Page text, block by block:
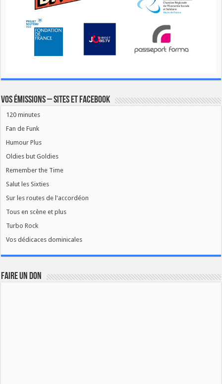
Vos émissions – Sites et Facebook
120 minutes
Fan de Funk
Humour Plus
Oldies but Goldies
Remember the Time
Salut les Sixties
Sur les routes de l'accordéon
Tous en scène et plus
Turbo Rock
Vos dédicaces dominicales
FAIRE UN DON